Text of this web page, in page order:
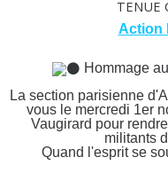
Action
Hommage
La section parisienne
vous le mercredi 1er
Vaugirard pour
militants
Quand l'esprit se